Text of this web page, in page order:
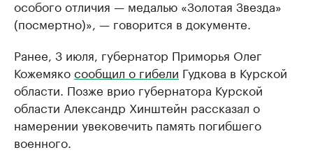
особого отличия — медалью «Золотая Звезда»
(посмертно)», — говорится в документе.
Ранее, 3 июля, губернатор Приморья Олег
Кожемякосообщил о гибели Гудкова в Курской
области. Позже врио губернатора Курской
области Александр Хинштейн рассказал о
намерении увековечить память погибшего
военного.